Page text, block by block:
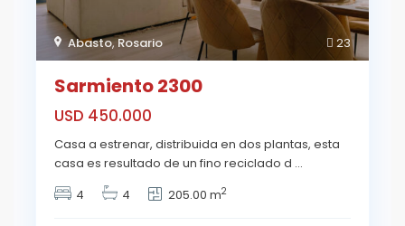
23
Abasto,Rosario
Sarmiento 2300
USD 450.000
Casa a estrenar, distribuida en dos plantas, esta
casa es resultado de un fino reciclado d ...
4
4 205.00 m2